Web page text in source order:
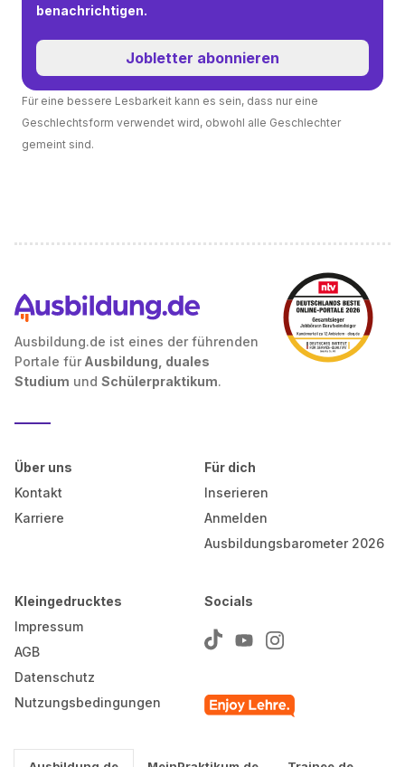
benachrichtigen.
Jobletter abonnieren
Für eine bessere Lesbarkeit kann es sein, dass nur eine
Geschlechtsform verwendet wird, obwohl alle Geschlechter
gemeint sind.
Ausbildung.de ist eines der führenden
Portale für Ausbildung, duales
Studium und Schülerpraktikum.
Über uns
Kontakt
Karriere
Für dich
Inserieren
Anmelden
Ausbildungsbarometer 2026
Kleingedrucktes
Impressum
AGB
Datenschutz
Nutzungsbedingungen
Socials